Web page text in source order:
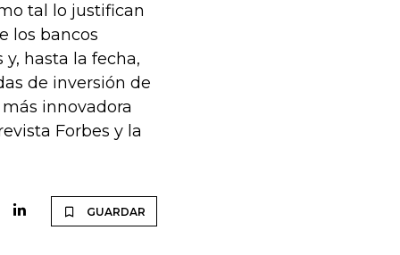
tal lo justifican
los bancos
hasta la fecha,
de inversión de
innovadora
Forbes y la
GUARDAR